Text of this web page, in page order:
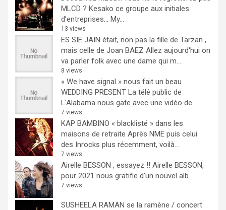
MLCD ? Kesako ce groupe aux initiales
d’entreprises… My...
13 views
ES SIE JAIN était, non pas la fille de Tarzan ,
mais celle de Joan BAEZ Allez aujourd'hui on
va parler folk avec une dame qui m...
8 views
« We have signal » nous fait un beau
WEDDING PRESENT La télé public de
L'Alabama nous gate avec une vidéo de...
7 views
KAP BAMBINO « blacklisté » dans les
maisons de retraite Après NME puis celui
des Inrocks plus récemment, voilà...
7 views
Airelle BESSON , essayez !! Airelle BESSON,
pour 2021 nous gratifie d'un nouvel alb...
7 views
SUSHEELA RAMAN se la ramène / concert